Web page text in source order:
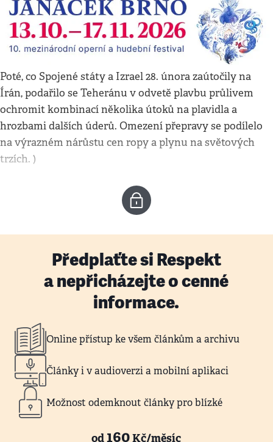
Poté, co Spojené státy a Izrael 28. února zaútočily na
Írán, podařilo se Teheránu v odvetě plavbu průlivem
ochromit kombinací několika útoků na plavidla a
hrozbami dalších úderů. Omezení přepravy se podílelo
na výrazném nárůstu cen ropy a plynu na světových
trzích. )
Předplaťte si Respekt
a nepřicházejte o cenné
informace.
Online přístup ke všem článkům a archivu
Články i v audioverzi a mobilní aplikaci
Možnost odemknout články pro blízké
od160Kč/měsíc